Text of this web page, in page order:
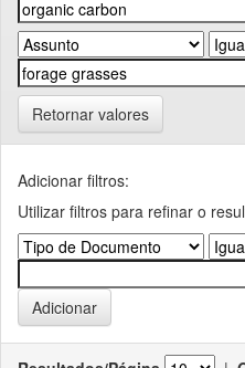
Retornar valores
Adicionar filtros:
Utilizar filtros para refinar o